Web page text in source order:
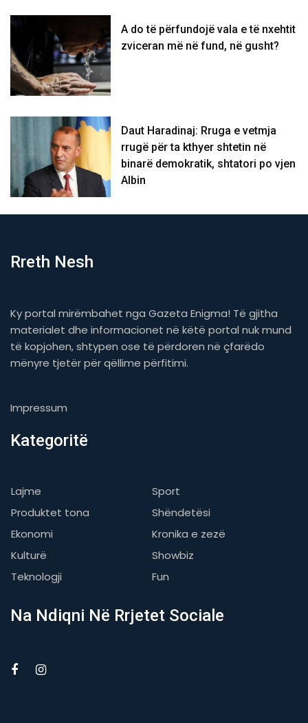
A do të përfundojë vala e të nxehtit
zviceran më në fund, në gusht?
Daut Haradinaj: Rruga e vetmja
rrugë për ta kthyer shtetin në
binarë demokratik, shtatori po vjen
Albin
Rreth Nesh
Ky portal mirëmbahet nga Gazeta Enigma! Të gjitha
materialet dhe informacionet në këtë portal nuk mund
të kopjohen, shtypen ose të përdoren në çfarëdo
mënyre tjetër për qëllime përfitimi.
Impressum
Kategoritë
Lajme
Sport
Produktet tona
Shëndetësi
Ekonomi
Kronika e zezë
Kulturë
Showbiz
Teknologji
Fun
Na Ndiqni Në Rrjetet Sociale